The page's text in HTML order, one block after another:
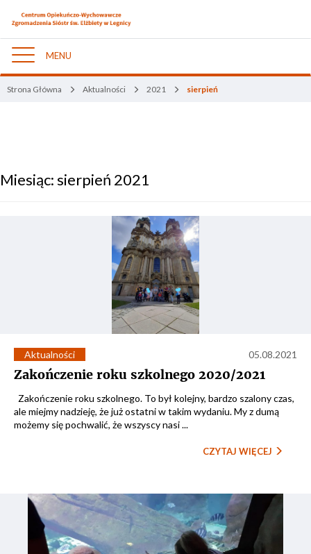
Nawigacja
MENU
Strona Główna Aktualności 2021 sierpień
Miesiąc:sierpień 2021
Aktualności 05.08.2021
Zakończenie roku szkolnego 2020/2021
Zakończenie roku szkolnego. To był kolejny, bardzo szalony czas,
ale miejmy nadzieję, że już ostatni w takim wydaniu. My z dumą
możemy się pochwalić, że wszyscy nasi ...
CZYTAJ WIĘCEJ